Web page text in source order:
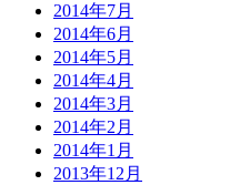
2014年7月
2014年6月
2014年5月
2014年4月
2014年3月
2014年2月
2014年1月
2013年12月